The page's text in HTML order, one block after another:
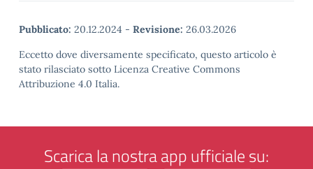
Pubblicato: 20.12.2024 - Revisione: 26.03.2026
Eccetto dove diversamente specificato, questo articolo è
stato rilasciato sotto Licenza Creative Commons
Attribuzione 4.0 Italia.
Scarica la nostra app ufficiale su: